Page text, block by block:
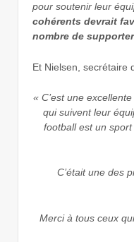
pour soutenir leur
cohérents devrait
nombre de
Et Nielsen, secrétaire
« C’est une
qui suivent leur
football est un
C’était une des
Merci à tous ceux